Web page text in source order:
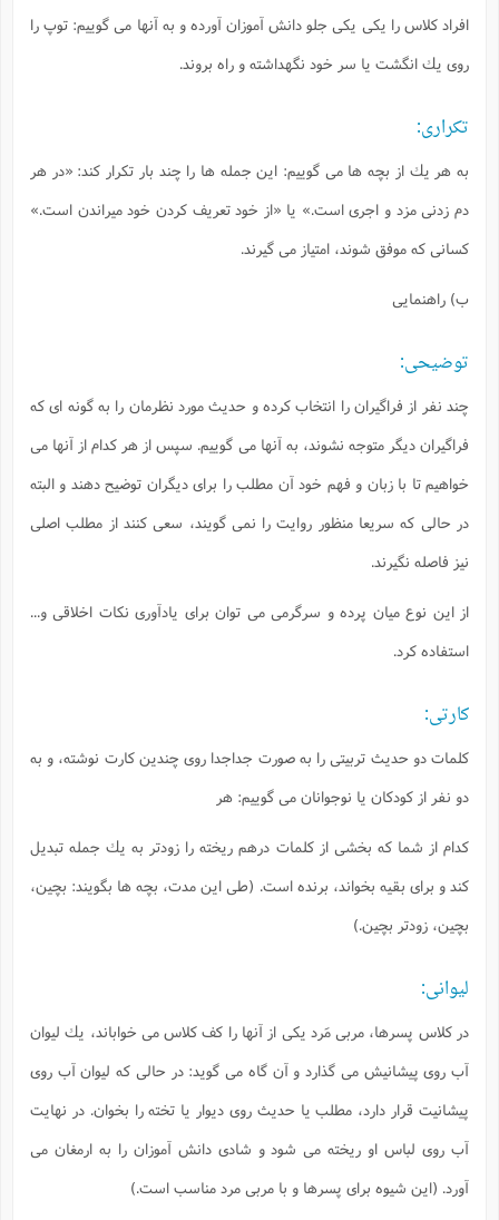
افراد كلاس را يكى يكى جلو دانش آموزان آورده و به آنها مى گوييم: توپ را
روى يك انگشت يا سر خود نگهداشته و راه بروند.
تكرارى:
به هر يك از بچه ها مى گوييم: اين جمله ها را چند بار تكرار كند: «در هر
دم زدنى مزد و اجرى است.» يا «از خود تعريف كردن خود ميراندن است.»
كسانى كه موفق شوند، امتياز مى گيرند.
ب) راهنمايى
توضيحى:
چند نفر از فراگيران را انتخاب كرده و حديث مورد نظرمان را به گونه اى كه
فراگيران ديگر متوجه نشوند، به آنها مى گوييم. سپس از هر كدام از آنها مى
خواهيم تا با زبان و فهم خود آن مطلب را براى ديگران توضيح دهند و البته
در حالى كه سريعا منظور روايت را نمى گويند، سعى كنند از مطلب اصلى
نيز فاصله نگيرند.
از اين نوع ميان پرده و سرگرمى مى توان براى يادآورى نكات اخلاقى و...
استفاده كرد.
كارتى:
كلمات دو حديث تربيتى را به صورت جداجدا روى چندين كارت نوشته، و به
دو نفر از كودكان يا نوجوانان مى گوييم: هر
كدام از شما كه بخشى از كلمات درهم ريخته را زودتر به يك جمله تبديل
كند و براى بقيه بخواند، برنده است. (طى اين مدت، بچه ها بگويند: بچين،
بچين، زودتر بچين.)
ليوانى:
در كلاس پسرها، مربى مَرد يكى از آنها را كف كلاس مى خواباند، يك ليوان
آب روى پيشانيش مى گذارد و آن گاه مى گويد: در حالى كه ليوان آب روى
پيشانيت قرار دارد، مطلب يا حديث روى ديوار يا تخته را بخوان. در نهايت
آب روى لباس او ريخته مى شود و شادى دانش آموزان را به ارمغان مى
آورد. (اين شيوه براى پسرها و با مربى مرد مناسب است.)